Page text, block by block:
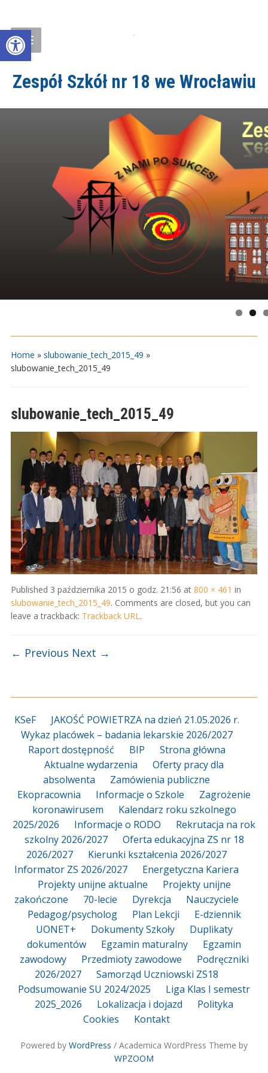
Open toolbar
Zespół Szkół nr 18 we Wrocławiu
Home » slubowanie_tech_2015_49 »
slubowanie_tech_2015_49
slubowanie_tech_2015_49
Published 3 października 2015 o godz. 21:56 at 800 × 461 in
slubowanie_tech_2015_49. Comments are closed, but you can
leave a trackback: Trackback URL .
← Previous Next →
KSeF
JAKOŚĆ POWIETRZA na dzień 21.05.2026 r.
Wykaz placówek – badania lekarskie 2026/2027
Raport dostępność
BIP
Strona główna
Aktualne wydarzenia
Oferty pracy dla
absolwenta
Zamówienia publiczne
Ekopracownia
Informacje o Szkole
Zagrożenie
koronawirusem
Kalendarz roku szkolnego
2025/2026
Informacje o RODO
Rekrutacja na rok
szkolny 2026/2027
Oferta edukacyjna ZS nr 18
2026/2027
Kierunki kształcenia 2026/2027
Informator ZS 2026/2027
Energetyczna Kariera
Projekty unijne aktualne
Projekty unijne
zakończone
70-lecie Dyrekcja
Nauczyciele
Pedagog/psycholog
Plan Lekcji
E-dziennik
UONET+
Dokumenty Szkoły
Duplikaty
dokumentów
Egzamin maturalny
Egzamin
zawodowy
Przedmioty zawodowe
Podręczniki
2026/2027
Samorząd Uczniowski ZS18
Podsumowanie SU 2024/2025
Liga Klas I semestr
2025_2026
Lokalizacja i dojazd
Polityka
Cookies
Kontakt
Powered by WordPress / Academica WordPress Theme by
WPZOOM